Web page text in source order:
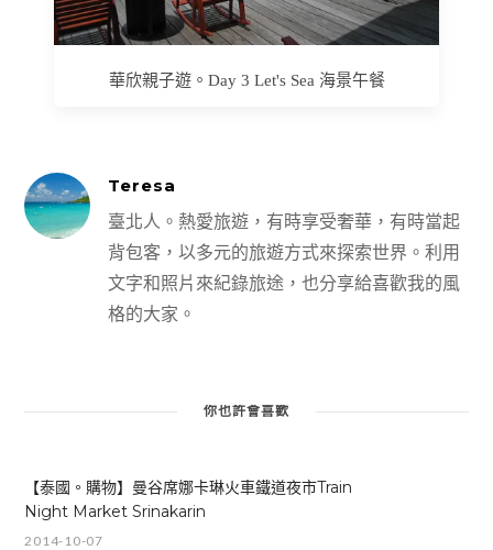
華欣親子遊。Day 3 Let's Sea 海景午餐
Teresa
臺北人。熱愛旅遊，有時享受奢華，有時當起
背包客，以多元的旅遊方式來探索世界。利用
文字和照片來紀錄旅途，也分享給喜歡我的風
格的大家。
你也許會喜歡
【泰國。購物】曼谷席娜卡琳火車鐵道夜市Train
Night Market Srinakarin
2014-10-07